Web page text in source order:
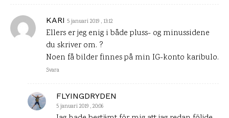
KARI 5 januari 2019 , 13:12
Ellers er jeg enig i både pluss- og minussidene
du skriver om. ?
Noen få bilder finnes på min IG-konto karibulo.
Svara
FLYINGDRYDEN
5 januari 2019 , 20:06